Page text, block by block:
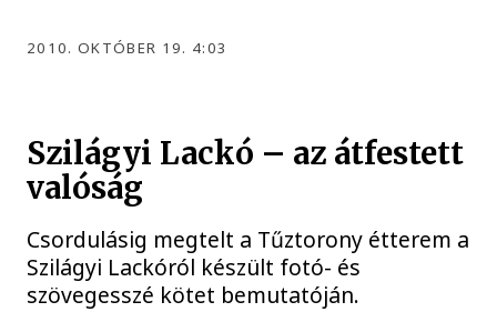
2010. OKTÓBER 19. 4:03
Szilágyi Lackó – az átfestett
valóság
Csordulásig megtelt a Tűztorony étterem a
Szilágyi Lackóról készült fotó- és
szövegesszé kötet bemutatóján.